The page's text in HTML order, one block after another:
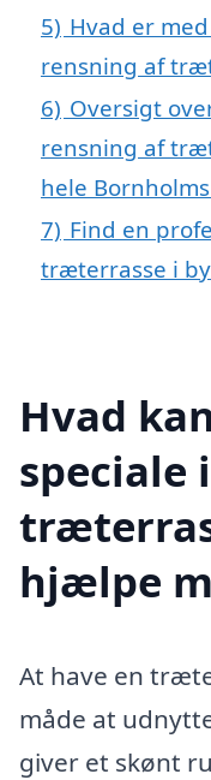
5) Hvad er
rensning af
6) Oversigt
rensning af
hele
7) Find en
træterrasse i
Hvad
speciale
hjælpe
At have en
måde at
giver et skønt